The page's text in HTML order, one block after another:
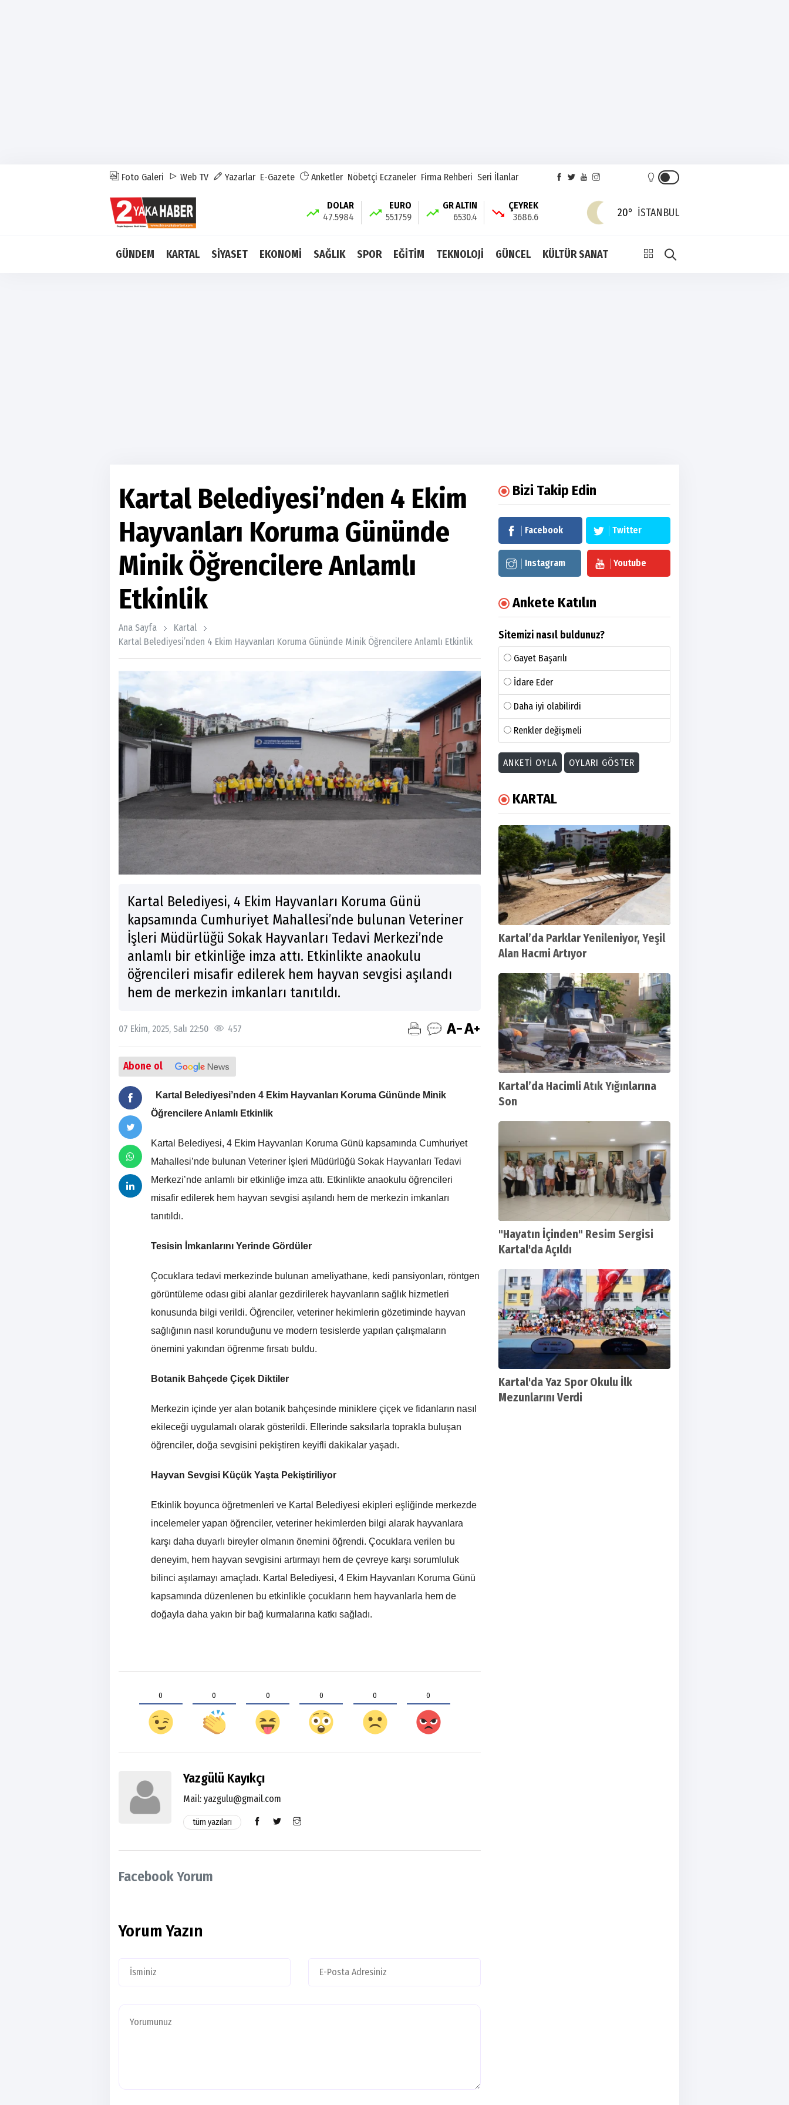
Foto Galeri Web TV Yazarlar E-Gazete Anketler Nöbetçi Eczaneler Firma Rehberi Seri İlanlar
DOLAR
47.5984
EURO
55.1759
GR ALTIN
6530.4
ÇEYREK
3686.6
20° İSTANBUL
GÜNDEM KARTAL SİYASET EKONOMİ SAĞLIK SPOR EĞİTİM TEKNOLOJİ GÜNCEL KÜLTÜR SANAT
Kartal Belediyesi’nden 4 Ekim
Hayvanları Koruma Gününde
Minik Öğrencilere Anlamlı
Etkinlik
Ana Sayfa
Kartal
Kartal Belediyesi’nden 4 Ekim Hayvanları Koruma Gününde Minik Öğrencilere Anlamlı Etkinlik
Kartal Belediyesi, 4 Ekim Hayvanları Koruma Günü
kapsamında Cumhuriyet Mahallesi’nde bulunan Veteriner
İşleri Müdürlüğü Sokak Hayvanları Tedavi Merkezi’nde
anlamlı bir etkinliğe imza attı. Etkinlikte anaokulu
öğrencileri misafir edilerek hem hayvan sevgisi aşılandı
hem de merkezin imkanları tanıtıldı.
07 Ekim, 2025, Salı 22:50 457
Abone ol
Kartal Belediyesi’nden 4 Ekim Hayvanları Koruma Gününde Minik
Öğrencilere Anlamlı Etkinlik
Kartal Belediyesi, 4 Ekim Hayvanları Koruma Günü kapsamında Cumhuriyet
Mahallesi’nde bulunan Veteriner İşleri Müdürlüğü Sokak Hayvanları Tedavi
Merkezi’nde anlamlı bir etkinliğe imza attı. Etkinlikte anaokulu öğrencileri
misafir edilerek hem hayvan sevgisi aşılandı hem de merkezin imkanları
tanıtıldı.
Tesisin İmkanlarını Yerinde Gördüler
Çocuklara tedavi merkezinde bulunan ameliyathane, kedi pansiyonları, röntgen
görüntüleme odası gibi alanlar gezdirilerek hayvanların sağlık hizmetleri
konusunda bilgi verildi. Öğrenciler, veteriner hekimlerin gözetiminde hayvan
sağlığının nasıl korunduğunu ve modern tesislerde yapılan çalışmaların
önemini yakından öğrenme fırsatı buldu.
Botanik Bahçede Çiçek Diktiler
Merkezin içinde yer alan botanik bahçesinde miniklere çiçek ve fidanların nasıl
ekileceği uygulamalı olarak gösterildi. Ellerinde saksılarla toprakla buluşan
öğrenciler, doğa sevgisini pekiştiren keyifli dakikalar yaşadı.
Hayvan Sevgisi Küçük Yaşta Pekiştiriliyor
Etkinlik boyunca öğretmenleri ve Kartal Belediyesi ekipleri eşliğinde merkezde
incelemeler yapan öğrenciler, veteriner hekimlerden bilgi alarak hayvanlara
karşı daha duyarlı bireyler olmanın önemini öğrendi. Çocuklara verilen bu
deneyim, hem hayvan sevgisini artırmayı hem de çevreye karşı sorumluluk
bilinci aşılamayı amaçladı. Kartal Belediyesi, 4 Ekim Hayvanları Koruma Günü
kapsamında düzenlenen bu etkinlikle çocukların hem hayvanlarla hem de
doğayla daha yakın bir bağ kurmalarına katkı sağladı.
0 0 0 0 0 0
Yazgülü Kayıkçı
Mail: yazgulu@gmail.com
tüm yazıları
Facebook Yorum
Yorum Yazın
Bizi Takip Edin
Facebook Twitter
Instagram Youtube
Ankete Katılın
Sitemizi nasıl buldunuz?
Gayet Başarılı
İdare Eder
Daha iyi olabilirdi
Renkler değişmeli
ANKETI OYLA OYLARI GÖSTER
KARTAL
Kartal’da Parklar Yenileniyor, Yeşil
Alan Hacmi Artıyor
Kartal’da Hacimli Atık Yığınlarına
Son
"Hayatın İçinden" Resim Sergisi
Kartal'da Açıldı
Kartal'da Yaz Spor Okulu İlk
Mezunlarını Verdi